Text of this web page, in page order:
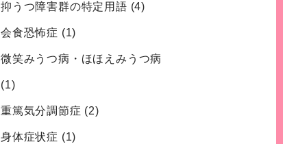
抑うつ障害群の特定用語 (4)
会食恐怖症 (1)
微笑みうつ病・ほほえみうつ病
(1)
重篤気分調節症 (2)
身体症状症 (1)